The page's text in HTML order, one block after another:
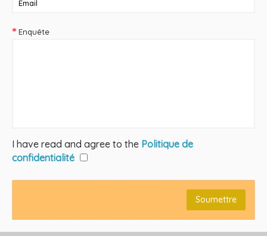
Enquête
I have read and agree to the Politique de
confidentialité